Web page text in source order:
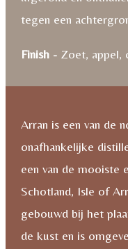
tegen een
Finish - Zoet, appel,
Arran is een van de
onafhankelijke
een van de mooiste
Schotland, Isle of
gebouwd bij het
de kust en is